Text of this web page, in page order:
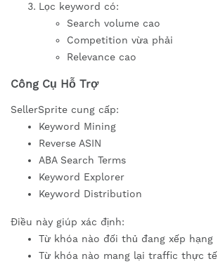
Lọc keyword có:
Search volume cao
Competition vừa phải
Relevance cao
Công Cụ Hỗ Trợ
SellerSprite cung cấp:
Keyword Mining
Reverse ASIN
ABA Search Terms
Keyword Explorer
Keyword Distribution
Điều này giúp xác định:
Từ khóa nào đối thủ đang xếp hạng
Từ khóa nào mang lại traffic thực tế